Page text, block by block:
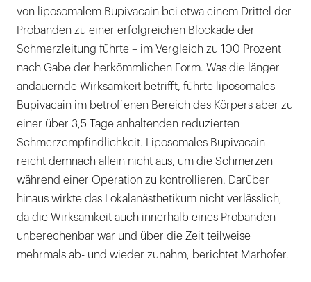
von liposomalem Bupivacain bei etwa einem Drittel der
Probanden zu einer erfolgreichen Blockade der
Schmerzleitung führte – im Vergleich zu 100 Prozent
nach Gabe der herkömmlichen Form. Was die länger
andauernde Wirksamkeit betrifft, führte liposomales
Bupivacain im betroffenen Bereich des Körpers aber zu
einer über 3,5 Tage anhaltenden reduzierten
Schmerzempfindlichkeit. Liposomales Bupivacain
reicht demnach allein nicht aus, um die Schmerzen
während einer Operation zu kontrollieren. Darüber
hinaus wirkte das Lokalanästhetikum nicht verlässlich,
da die Wirksamkeit auch innerhalb eines Probanden
unberechenbar war und über die Zeit teilweise
mehrmals ab- und wieder zunahm, berichtet Marhofer.